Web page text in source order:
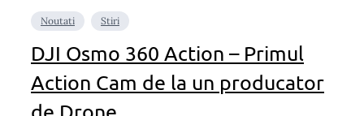
Noutati Stiri
DJI Osmo 360 Action – Primul
Action Cam de la un producator